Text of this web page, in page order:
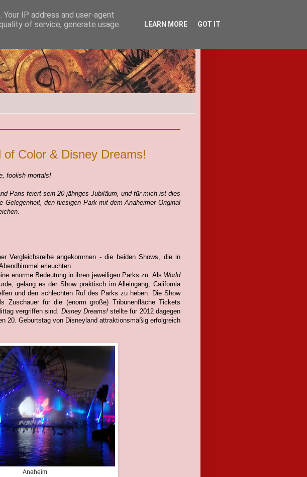
of Color & Disney Dreams!
foolish mortals!
Paris feiert sein 20-jähriges Jubiläum, undfür mich ist dies
Gelegenheit, den hiesigen Park mit dem Anaheimer Original
Vergleichsreihe angekommen - die beiden Shows, die in
erleuchten.
enorme Bedeutung in ihren jeweiligen Parks zu. Als World
gelang es der Show praktisch im Alleingang, California
und den schlechten Ruf des Parks zu heben. Die Show
für die (enorm große) Tribünenfläche Tickets
vergriffen sind. Disney Dreams!stellte für 2012 dagegen
20. Geburtstag von Disneyland attraktionsmäßig erfolgreich
Anaheim
IP address and user-agent
of service, generate usage
LEARN MORE GOT IT